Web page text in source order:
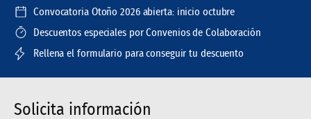
Convocatoria Otoño 2026 abierta: inicio octubre
Descuentos especiales por Convenios de Colaboración
Rellena el formulario para conseguir tu descuento
Solicita información